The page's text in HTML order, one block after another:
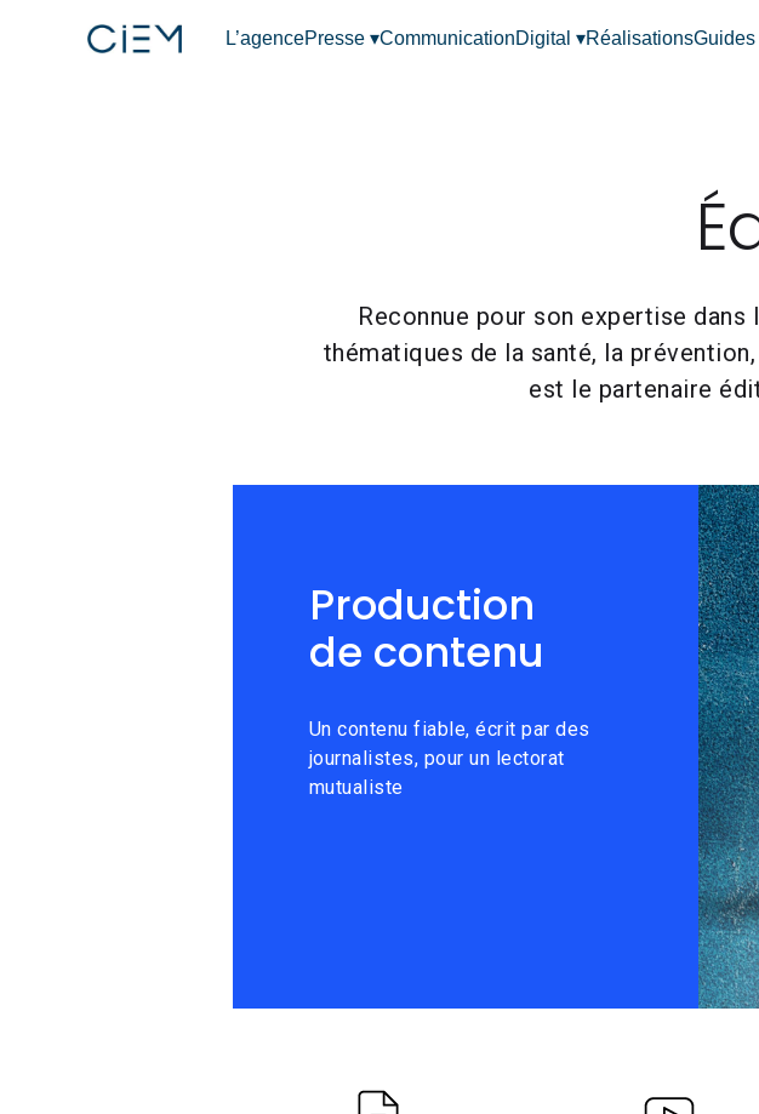
L’agencePresse ▾CommunicationDigital ▾RéalisationsGuides
Reconnue pour son expertise
thématiques de la santé, la
est le partenaire
Production
de contenu
Un contenu fiable, écrit par des
journalistes, pour un lectorat
mutualiste